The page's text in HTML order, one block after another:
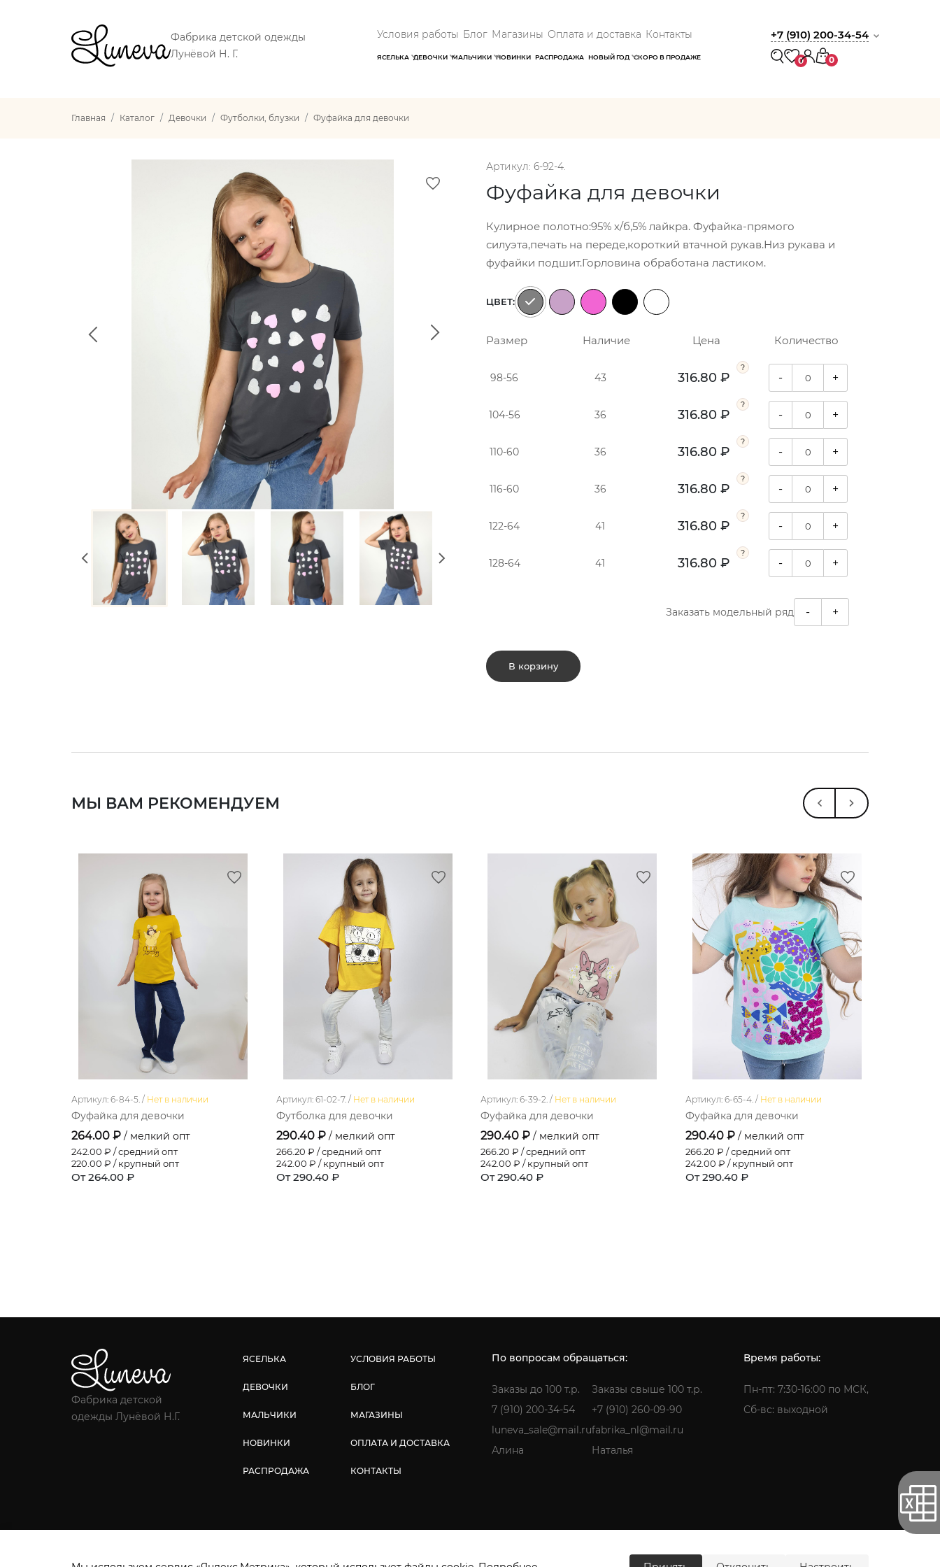
Фабрика детской одежды
Лунёвой Н. Г.
Условия работы Блог Магазины Оплата и доставка Контакты
ЯСЕЛЬКА ДЕВОЧКИ МАЛЬЧИКИ НОВИНКИ РАСПРОДАЖА НОВЫЙ ГОД СКОРО В ПРОДАЖЕ
+7 (910) 200-34-54
0 0
Главная Каталог Девочки Футболки, блузки Фуфайка для девочки
Артикул: 6-92-4.
Фуфайка для девочки
Кулирное полотно:95% х/б,5% лайкра. Фуфайка-прямого
силуэта,печать на переде,короткий втачной рукав.Низ рукава и
фуфайки подшит.Горловина обработана ластиком.
ЦВЕТ:
Размер Наличие Цена Количество
98-56 43 316.80 ₽ - +
104-56 36 316.80 ₽ - +
110-60 36 316.80 ₽ - +
116-60 36 316.80 ₽ - +
122-64 41 316.80 ₽ - +
128-64 41 316.80 ₽ - +
Заказать модельный ряд - +
В корзину
МЫ ВАМ РЕКОМЕНДУЕМ
Артикул: 6-84-5. / Нет в наличии
Фуфайка для девочки
264.00 ₽ / мелкий опт
242.00 ₽ / средний опт
220.00 ₽ / крупный опт
От 264.00 ₽
Артикул: 61-02-7. / Нет в наличии
Футболка для девочки
290.40 ₽ / мелкий опт
266.20 ₽ / средний опт
242.00 ₽ / крупный опт
От 290.40 ₽
Артикул: 6-39-2. / Нет в наличии
Фуфайка для девочки
290.40 ₽ / мелкий опт
266.20 ₽ / средний опт
242.00 ₽ / крупный опт
От 290.40 ₽
Артикул: 6-65-4. / Нет в наличии
Фуфайка для девочки
290.40 ₽ / мелкий опт
266.20 ₽ / средний опт
242.00 ₽ / крупный опт
От 290.40 ₽
Фабрика детской
одежды Лунёвой Н.Г.
ЯСЕЛЬКА
ДЕВОЧКИ
МАЛЬЧИКИ
НОВИНКИ
РАСПРОДАЖА
УСЛОВИЯ РАБОТЫ
БЛОГ
МАГАЗИНЫ
ОПЛАТА И ДОСТАВКА
КОНТАКТЫ
По вопросам обращаться:
Заказы до 100 т.р.
7 (910) 200-34-54
luneva_sale@mail.ru
Алина
Заказы свыше 100 т.р.
+7 (910) 260-09-90
fabrika_nl@mail.ru
Наталья
Время работы:
Пн-пт: 7:30-16:00 по МСК,
Сб-вс: выходной